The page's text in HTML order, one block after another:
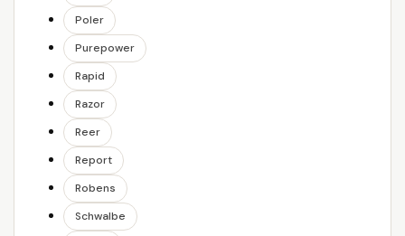
Poler
Purepower
Rapid
Razor
Reer
Report
Robens
Schwalbe